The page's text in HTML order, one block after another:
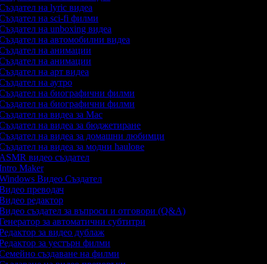
на lyric видеа
на sci-fi филми
на unboxing видеа
на автомобилни видеа
на анимации
на анимации
на арт видеа
на аутро
на биографични филми
на биографични филми
на видеа за Mac
на видеа за бюджетиране
на видеа за домашни любимци
на видеа за модни haulове
видео създател
Maker
Видео Създател
преводач
редактор
създател за въпроси и отговори (Q&A)
за автоматични субтитри
за видео дублаж
за уестърн филми
създаване на филми